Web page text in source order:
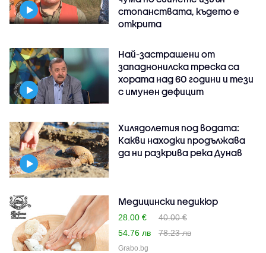
стопанствата, където е
открита
Най-застрашени от
западнонилска треска са
хората над 60 години и тези
с имунен дефицит
Хилядолетия под водата:
Какви находки продължава
да ни разкрива река Дунав
Медицински педикюр
28.00 €
40.00 €
54.76 лв
78.23 лв
Grabo.bg